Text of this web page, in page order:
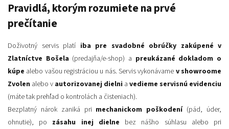
Pravidlá, ktorým rozumiete na prvé
prečítanie
Doživotný servis platí iba pre svadobné obrúčky zakúpené v
Zlatníctve Bošela (predajňa/e-shop) a preukázané dokladom o
kúpe alebo vašou registráciou u nás. Servis vykonávame v showroome
Zvolen alebo v autorizovanej dielni a vedieme servisnú evidenciu
(máte tak prehľad o kontrolách a čisteniach).
Bezplatný nárok zaniká pri mechanickom poškodení(pád, úder,
ohnutie), po zásahu inej dielne bez nášho súhlasu alebo pri